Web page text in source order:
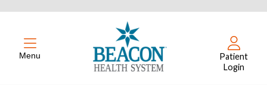
Menu
Patient
Login